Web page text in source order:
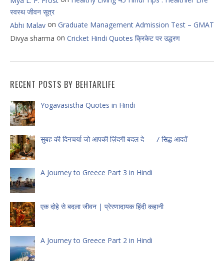
स्वस्थ जीवन सूत्र
Abhi Malav on Graduate Management Admission Test – GMAT
Divya sharma on Cricket Hindi Quotes क्रिकेट पर उद्धरण
RECENT POSTS BY BEHTARLIFE
Yogavasistha Quotes in Hindi
सुबह की दिनचर्या जो आपकी ज़िंदगी बदल दे — 7 सिद्ध आदतें
A Journey to Greece Part 3 in Hindi
एक दोहे से बदला जीवन | प्रेरणादायक हिंदी कहानी
A Journey to Greece Part 2 in Hindi